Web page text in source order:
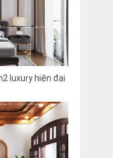
luxury hiện đại